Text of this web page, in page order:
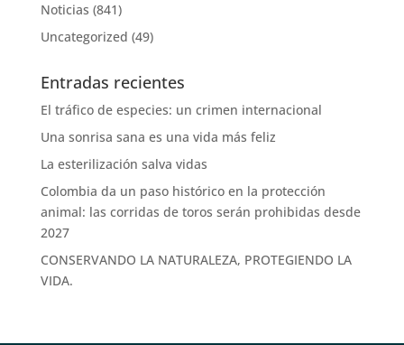
Noticias (841)
Uncategorized (49)
Entradas recientes
El tráfico de especies: un crimen internacional
Una sonrisa sana es una vida más feliz
La esterilización salva vidas
Colombia da un paso histórico en la protección
animal: las corridas de toros serán prohibidas desde
2027
CONSERVANDO LA NATURALEZA, PROTEGIENDO LA
VIDA.